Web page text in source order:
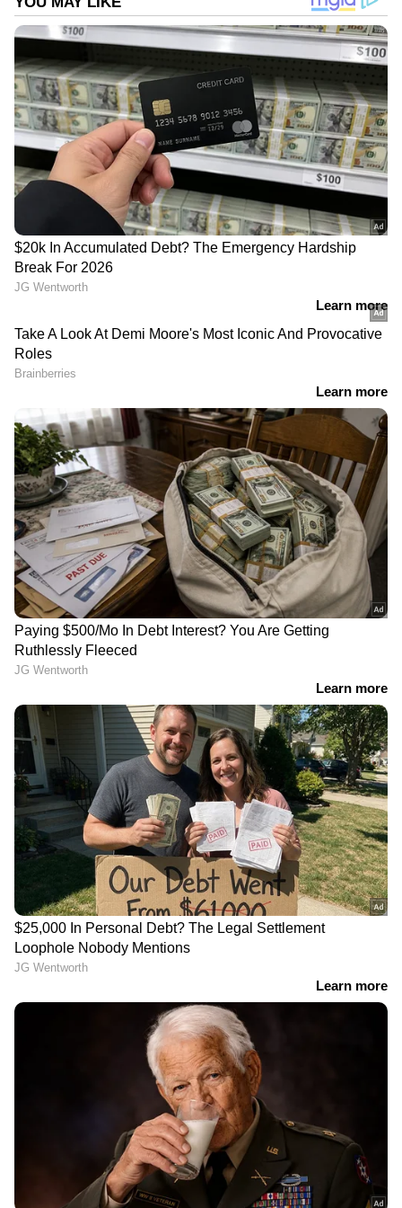
വോട്ട് ചെയ്യില്ലെന്നും അദ്ദേഹം കൂട്ടിച്ചേര്‍ത്തു.
ബിജെപി കേരളത്തില്‍ അക്കൗണ്ട്
തുറക്കില്ലെന്ന് പൊതുമരാമത്ത് വകുപ്പ് മന്ത്രി പി
എ മുഹമ്മദ് റിയാസ് പ്രതികരിച്ചു. എക്സിറ്റ്
പോളിനുശേഷം രണ്ടു ദിവസത്തേക്ക് മാത്രം
ബിജെപിക്ക് രണ്ടോ മൂന്നോ എംപിമാർ
ഉണ്ടാകും. വോട്ട് എണ്ണിയാൽ അത് തീരുമെന്നും
DOWNLOAD APP
Kerala
Newsഅറിയാൻ എപ്പോഴും ഏഷ്യാനെറ്റ്
ന്യൂസ് വാർത്തകൾ.
തത്സമയ അപ്‌ഡേറ്റുകളും ആഴത്തിലുള്ള
വിശകലനവും സമഗ്രമായ റിപ്പോർട്ടിംഗും —
എല്ലാം ഒരൊറ്റ സ്ഥലത്ത്. ഏത് സമയത്തും,
എവിടെയും വിശ്വസനീയമായ വാർത്തകൾ
ലഭിക്കാൻAsianet News Malayalam
RECOMMENDED STORIES
സെക്കുലർ സ്റ്റേറ്റിൽ ഒരു
പ്രത്യേക മതത്തിൻ്റെ
കാര്യം പറയുന്നത് ശരിയല്ല;
വന്ദേമാതരം വിവാദത്തിൽ
പ്രതികരണവുമായി മന്ത്രി
മുല്ലപ്പെരിയാർ
കനാലിൻ്റേയും
വനമേഖലയുടെയും ദൃശ്യം
പകർത്തി;
അനുമതിയില്ലാതെ
ഡ്രോൺ പറത്തി തമിഴ്നാട്
സംഘം